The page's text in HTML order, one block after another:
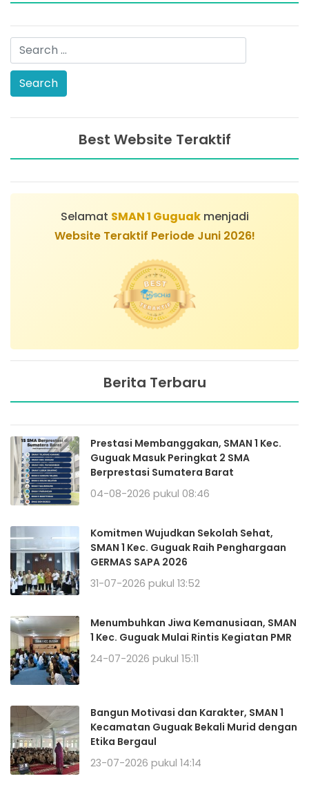
Best Website Teraktif
Selamat SMAN 1 Guguakmenjadi
Website Teraktif Periode Juni 2026!
Berita Terbaru
Prestasi Membanggakan, SMAN 1 Kec.
Guguak Masuk Peringkat 2 SMA
Berprestasi Sumatera Barat
04-08-2026 pukul 08:46
Komitmen Wujudkan Sekolah Sehat,
SMAN 1 Kec. Guguak Raih Penghargaan
GERMAS SAPA 2026
31-07-2026 pukul 13:52
Menumbuhkan Jiwa Kemanusiaan, SMAN
1 Kec. Guguak Mulai Rintis Kegiatan PMR
24-07-2026 pukul 15:11
Bangun Motivasi dan Karakter, SMAN 1
Kecamatan Guguak Bekali Murid dengan
Etika Bergaul
23-07-2026 pukul 14:14